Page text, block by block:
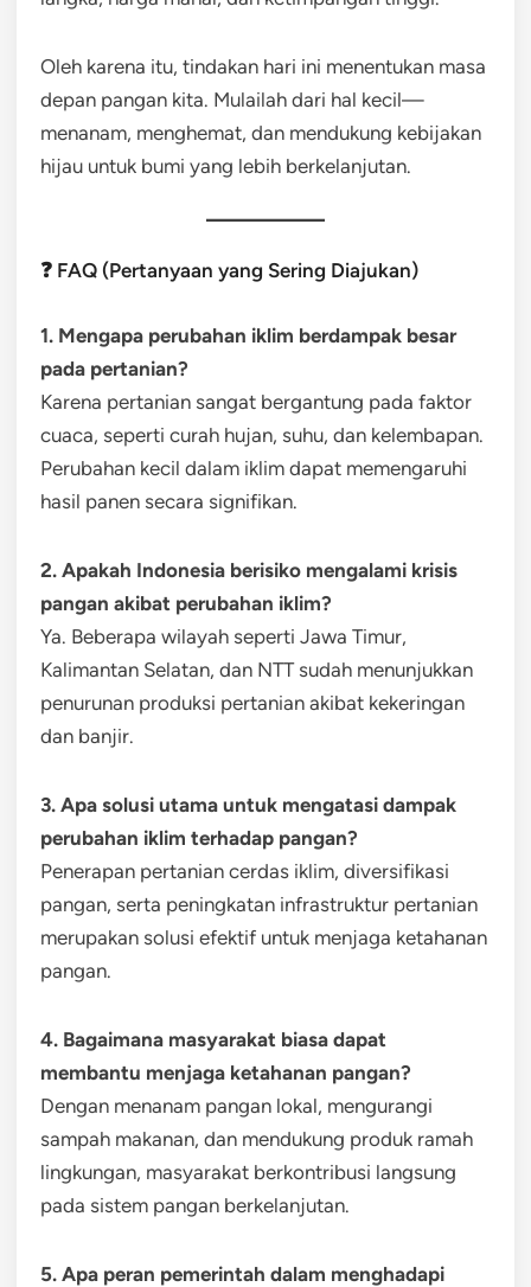
Oleh karena itu, tindakan hari ini menentukan masa
depan pangan kita. Mulailah dari hal kecil—
menanam, menghemat, dan mendukung kebijakan
hijau untuk bumi yang lebih berkelanjutan.
❓ FAQ (Pertanyaan yang Sering Diajukan)
1. Mengapa perubahan iklim berdampak besar
pada pertanian?
Karena pertanian sangat bergantung pada faktor
cuaca, seperti curah hujan, suhu, dan kelembapan.
Perubahan kecil dalam iklim dapat memengaruhi
hasil panen secara signifikan.
2. Apakah Indonesia berisiko mengalami krisis
pangan akibat perubahan iklim?
Ya. Beberapa wilayah seperti Jawa Timur,
Kalimantan Selatan, dan NTT sudah menunjukkan
penurunan produksi pertanian akibat kekeringan
dan banjir.
3. Apa solusi utama untuk mengatasi dampak
perubahan iklim terhadap pangan?
Penerapan pertanian cerdas iklim, diversifikasi
pangan, serta peningkatan infrastruktur pertanian
merupakan solusi efektif untuk menjaga ketahanan
pangan.
4. Bagaimana masyarakat biasa dapat
membantu menjaga ketahanan pangan?
Dengan menanam pangan lokal, mengurangi
sampah makanan, dan mendukung produk ramah
lingkungan, masyarakat berkontribusi langsung
pada sistem pangan berkelanjutan.
5. Apa peran pemerintah dalam menghadapi